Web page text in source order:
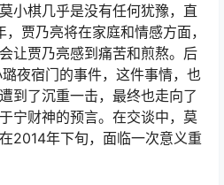
小棋几乎是没有任何犹豫，直
贾乃亮将在家庭和情感方面，
让贾乃亮感到痛苦和煎熬。后
夜宿门的事件，这件事情，也
到了沉重一击，最终也走向了
宁财神的预言。在交谈中，莫
2014年下旬，面临一次意义重